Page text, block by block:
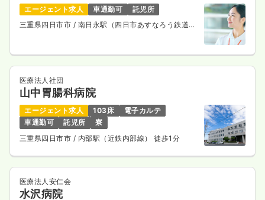
エージェント求人 車通勤可
託児所
三重県四日市市 / 南日永駅（四日市あすなろう鉄道内
医療法人社団
山中胃腸科病院
エージェント求人 103床
電子カルテ
車通勤可
託児所
寮
三重県四日市市 / 内部駅（近鉄内部線） 徒歩1分
医療法人安仁会
水沢病院